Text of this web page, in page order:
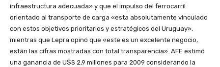
infraestructura adecuada» y que el impulso del ferrocarril
orientado al transporte de carga «esta absolutamente vinculado
con estos objetivos prioritarios y estratégicos del Uruguay»,
mientras que Lepra opinó que «este es un excelente negocio,
están las cifras mostradas con total transparencia». AFE estimó
una ganancia de U$S 2,9 millones para 2009 considerando la